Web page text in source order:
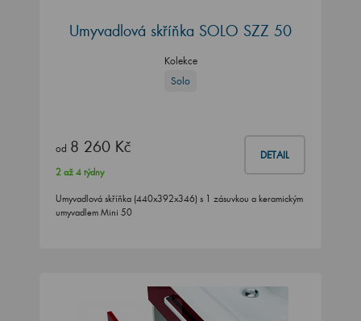
Umyvadlová skříňka SOLO SZZ 50
Kolekce
Solo
od 8 260 Kč DETAIL
2 až 4 týdny
Umyvadlová skříňka (440x392x346) s 1 zásuvkou a keramickým
umyvadlem Mini 50